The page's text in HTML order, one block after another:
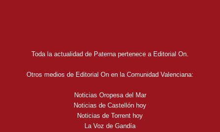
Toda la actualidad de Paterna pertenece a Editorial On.
Otros medios de Editorial On en la Comunidad Valenciana:
Noticias Oropesa del Mar
Noticias de Castellón hoy
Noticias de Torrent hoy
La Voz de Gandía